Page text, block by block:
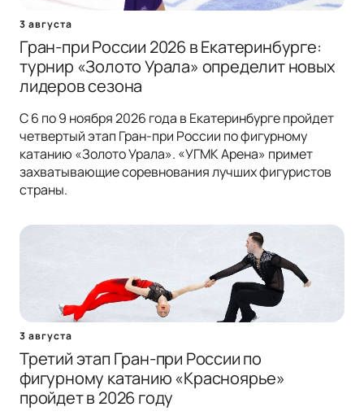
3 августа
Гран-при России 2026 в Екатеринбурге:
турнир «Золото Урала» определит новых
лидеров сезона
С 6 по 9 ноября 2026 года в Екатеринбурге пройдет
четвертый этап Гран-при России по фигурному
катанию «Золото Урала». «УГМК Арена» примет
захватывающие соревнования лучших фигуристов
страны.
3 августа
Третий этап Гран-при России по
фигурному катанию «Красноярье»
пройдет в 2026 году